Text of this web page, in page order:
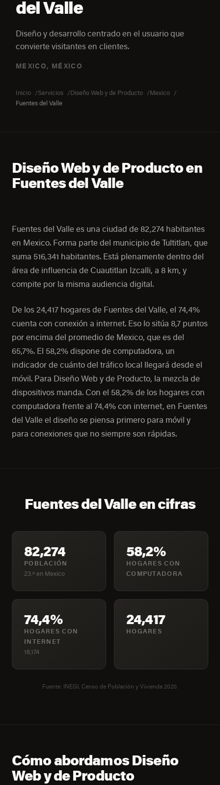
del Valle
Diseño y desarrollo centrado en el usuario que
convierte visitantes en clientes.
MEXICO, MÉXICO
Inicio Servicios Diseño Web y de Producto
Mexico
Fuentes del Valle
Diseño Web y de Producto en
Fuentes del Valle
Fuentes del Valle es una ciudad de 82,274 habitantes
en Mexico. Forma parte del municipio de Tultitlan, que
suma 516,341 habitantes. Está plenamente dentro del
área de influencia de Cuautitlan Izcalli, a 8 km, y
compite por la misma audiencia digital.
De los 24,417 hogares de Fuentes del Valle, el 74,4%
cuenta con conexión a internet. Eso lo sitúa 8,7 puntos
por encima del promedio de Mexico, que es del
65,7%. El 58,2% dispone de computadora, un
indicador de cuánto del tráfico local llegará desde el
móvil. Para Diseño Web y de Producto, la mezcla de
dispositivos manda. Con el 58,2% de los hogares con
computadora frente al 74,4% con internet, en Fuentes
del Valle el diseño se piensa primero para móvil y
para conexiones que no siempre son rápidas.
Fuentes del Valle en cifras
82,274
POBLACIÓN
23.º en Mexico
58,2%
HOGARES CON
COMPUTADORA
74,4%
HOGARES CON
INTERNET
18,174
24,417
HOGARES
Fuente: INEGI, Censo de Población y Vivienda 2020.
Cómo abordamos Diseño
Web y de Producto